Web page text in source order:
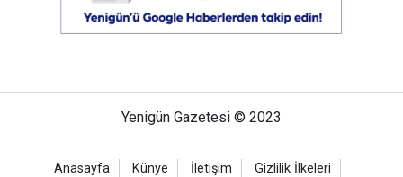
Yenigün Gazetesi © 2023
Anasayfa Künye İletişim
Gizlilik İlkeleri